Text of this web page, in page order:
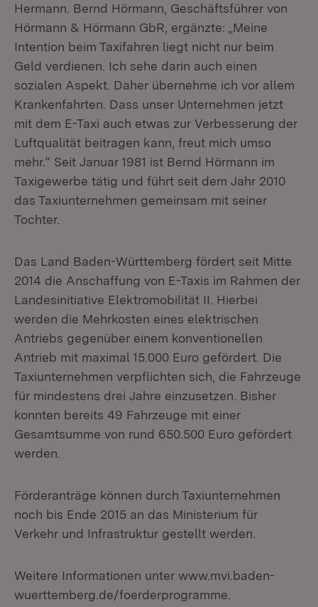
Hermann. Bernd Hörmann, Geschäftsführer von
Hörmann & Hörmann GbR, ergänzte: „Meine
Intention beim Taxifahren liegt nicht nur beim
Geld verdienen. Ich sehe darin auch einen
sozialen Aspekt. Daher übernehme ich vor allem
Krankenfahrten. Dass unser Unternehmen jetzt
mit dem E-Taxi auch etwas zur Verbesserung der
Luftqualität beitragen kann, freut mich umso
mehr.“ Seit Januar 1981 ist Bernd Hörmann im
Taxigewerbe tätig und führt seit dem Jahr 2010
das Taxiunternehmen gemeinsam mit seiner
Tochter.
Das Land Baden-Württemberg fördert seit Mitte
2014 die Anschaffung von E-Taxis im Rahmen der
Landesinitiative Elektromobilität II. Hierbei
werden die Mehrkosten eines elektrischen
Antriebs gegenüber einem konventionellen
Antrieb mit maximal 15.000 Euro gefördert. Die
Taxiunternehmen verpflichten sich, die Fahrzeuge
für mindestens drei Jahre einzusetzen. Bisher
konnten bereits 49 Fahrzeuge mit einer
Gesamtsumme von rund 650.500 Euro gefördert
werden.
Förderanträge können durch Taxiunternehmen
noch bis Ende 2015 an das Ministerium für
Verkehr und Infrastruktur gestellt werden.
Weitere Informationen unter www.mvi.baden-
wuerttemberg.de/foerderprogramme.